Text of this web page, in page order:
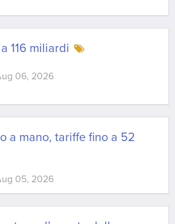
116 miliardi
06, 2026
a mano, tariffe fino a 52
05, 2026